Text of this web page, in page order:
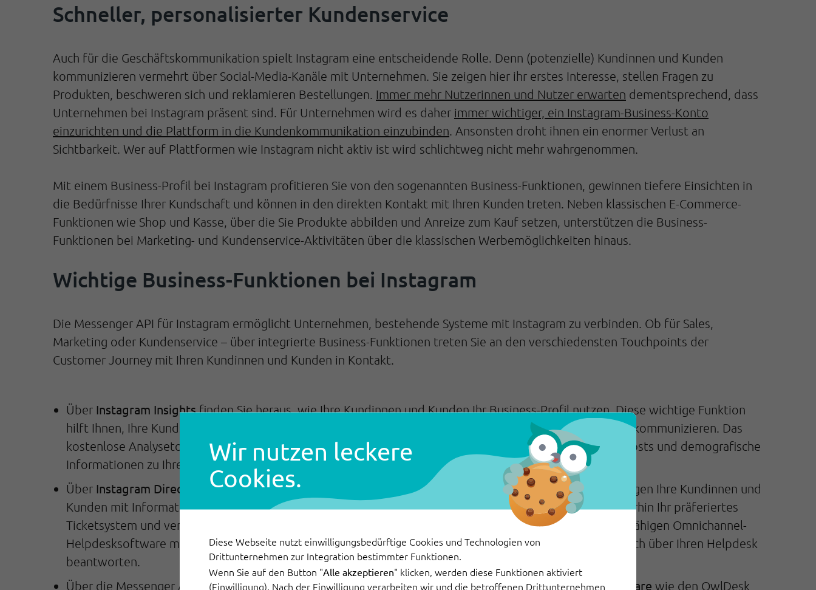
Wir nutzen leckere
Cookies.
Diese Webseite nutzt einwilligungsbedürftige Cookies und Technologien von
Drittunternehmen zur Integration bestimmter Funktionen.
Wenn Sie auf den Button "Alle akzeptieren" klicken, werden diese Funktionen aktiviert
(Einwilligung). Nach der Einwilligung verarbeiten wir und die betroffenen Drittunternehmen
Schneller, personalisierter Kundenservice
Auch für die Geschäftskommunikation spielt Instagram eine entscheidende Rolle. Denn (potenzielle) Kundinnen und Kunden
kommunizieren vermehrt über Social-Media-Kanäle mit Unternehmen. Sie zeigen hier ihr erstes Interesse, stellen Fragen zu
Produkten, beschweren sich und reklamieren Bestellungen. Immer mehr Nutzerinnen und Nutzer erwarten dementsprechend, dass
Unternehmen bei Instagram präsent sind. Für Unternehmen wird es daher immer wichtiger, ein Instagram-Business-Konto
einzurichten und die Plattform in die Kundenkommunikation einzubinden. Ansonsten droht ihnen ein enormer Verlust an
Sichtbarkeit. Wer auf Plattformen wie Instagram nicht aktiv ist wird schlichtweg nicht mehr wahrgenommen.
Mit einem Business-Profil bei Instagram profitieren Sie von den sogenannten Business-Funktionen, gewinnen tiefere Einsichten in
die Bedürfnisse Ihrer Kundschaft und können in den direkten Kontakt mit Ihren Kunden treten. Neben klassischen E-Commerce-
Funktionen wie Shop und Kasse, über die Sie Produkte abbilden und Anreize zum Kauf setzen, unterstützen die Business-
Funktionen bei Marketing- und Kundenservice-Aktivitäten über die klassischen Werbemöglichkeiten hinaus.
Wichtige Business-Funktionen bei Instagram
Die Messenger API für Instagram ermöglicht Unternehmen, bestehende Systeme mit Instagram zu verbinden. Ob für Sales,
Marketing oder Kundenservice – über integrierte Business-Funktionen treten Sie an den verschiedensten Touchpoints der
Customer Journey mit Ihren Kundinnen und Kunden in Kontakt.
Über Instagram Insightsfinden Sie heraus, wie Ihre Kundinnen und Kunden Ihr Business-Profil nutzen. Diese wichtige Funktion
hilft Ihnen, Ihre Kundschaft besser zu verstehen, Ihr Service-Angebot zu optimieren und personalisiert zu kommunizieren. Das
kostenlose Analysetool von Instagram bietet Ihnen Statistiken zu Follower-Zahlen, zur Reichweite Ihrer Posts und demografische
Informationen zu Ihrer (potenziellen) Kundschaft.
Über Instagram Direct Messages (DM) beantworten Sie Anfragen, reagieren auf Beschwerden und versorgen Ihre Kundinnen und
Kunden mit Informationen. Ihre Kundinnen und Kunden schreiben Ihnen über Instagram. Sie nutzen weiterhin Ihr präferiertes
Ticketsystem und verwalten Ihre Tickets über Ihre gewohnte Kundensoftware. Denn mit einer Instagramfähigen Omnichannel-
Helpdesksoftware müssen Sie sich nicht auf Instagram einloggen und können eingehende Anfragen einfach über Ihren Helpdesk
beantworten.
Über die Messenger API für Instagram können Sie IhrInstagram-Business-Profil in Ihre bestehende Software wie den OwlDesk